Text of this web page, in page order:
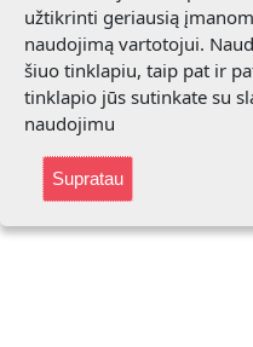
užtikrinti geriausią
naudojimą vartotojui.
šiuo tinklapiu, taip pat ir
tinklapio jūs sutinkate su
naudojimu
Supratau